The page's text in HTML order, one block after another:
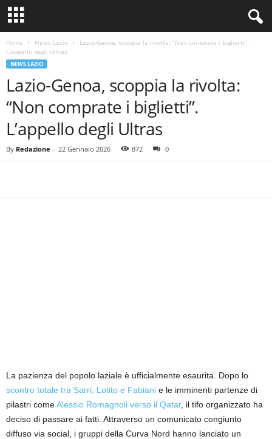
Home News Lazio
Lazio-Genoa, scoppia la rivolta: “Non comprate i biglietti”.
L’appello degli Ultras
NEWS LAZIO
Lazio-Genoa, scoppia la rivolta:
“Non comprate i biglietti”.
L’appello degli Ultras
By Redazione - 22 Gennaio 2026 872 0
La pazienza del popolo laziale è ufficialmente esaurita. Dopo lo
scontro totale tra Sarri, Lotito e Fabiani e le imminenti partenze di
pilastri comeAlessio Romagnoli verso il Qatar, il tifo organizzato ha
deciso di passare ai fatti. Attraverso un comunicato congiunto
diffuso via social, i gruppi della Curva Nord hanno lanciato un